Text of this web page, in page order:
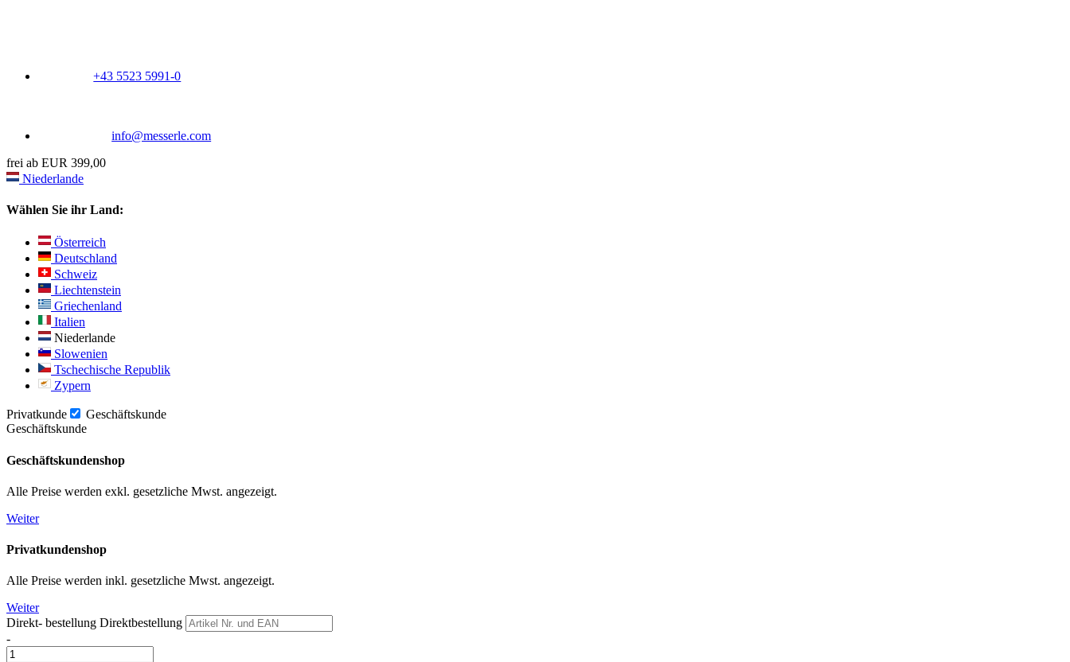
+43 5523 5991-0
info@messerle.com
frei ab EUR 399,00
Niederlande
Wählen Sie ihr Land:
Österreich
Deutschland
Schweiz
Liechtenstein
Griechenland
Italien
Niederlande
Slowenien
Tschechische Republik
Zypern
Privatkunde
Geschäftskunde
Geschäftskunde
Geschäftskundenshop
Alle Preise werden exkl. gesetzliche Mwst. angezeigt.
Weiter
Privatkundenshop
Alle Preise werden inkl. gesetzliche Mwst. angezeigt.
Weiter
Direkt- bestellung Direktbestellung
-